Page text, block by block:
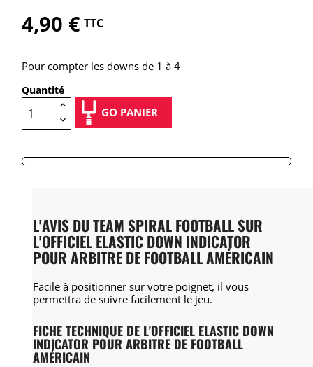
4,90 € TTC
Pour compter les downs de 1 à 4
Quantité
GO PANIER
L'AVIS DU TEAM SPIRAL FOOTBALL SUR
L'OFFICIEL ELASTIC DOWN INDICATOR
POUR ARBITRE DE FOOTBALL AMÉRICAIN
Facile à positionner sur votre poignet, il vous
permettra de suivre facilement le jeu.
FICHE TECHNIQUE DE L'OFFICIEL ELASTIC DOWN
INDICATOR POUR ARBITRE DE FOOTBALL
AMÉRICAIN